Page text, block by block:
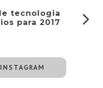
tecnologia
para 2017